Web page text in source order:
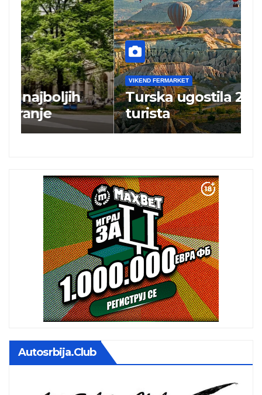
VIKEND FERMARKET
Turska ugostila 25 miliona
turista
Autosrbija.club